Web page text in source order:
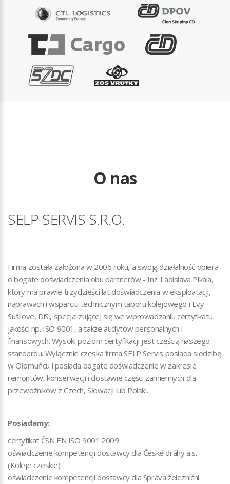
O nas
SELP SERVIS S.R.O.
Firma została założona w 2006 roku, a swoją działalność opiera
o bogate doświadczenia obu partnerów - Inż. Ladislava Pikala,
który ma prawie trzydzieści lat doświadczenia w eksploatacji,
naprawach i wsparciu technicznym taboru kolejowego i Evy
Sušilove, DiS., specjalizującej się we wprowadzaniu certyfikatu
jakości np. ISO 9001, a także audytów personalnych i
finansowych. Wysoki poziom certyfikacji jest częścią naszego
standardu. Wyłącznie czeska firma SELP Servis posiada siedzibę
w Ołomuńcu i posiada bogate doświadczenie w zakresie
remontów, konserwacji i dostawie części zamiennych dla
przewoźników z Czech, Słowacji lub Polski.
Posiadamy:
certyfikat ČSN EN ISO 9001:2009
oświadczenie kompetencji dostawcy dla České dráhy a.s.
(Koleje czeskie)
oświadczenie kompetencji dostawcy dla Správa železniční